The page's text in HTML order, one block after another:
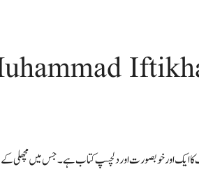
صاحب کا ایک اور خوبصورت اور دلچسپ کتاب ہے۔ جس میں